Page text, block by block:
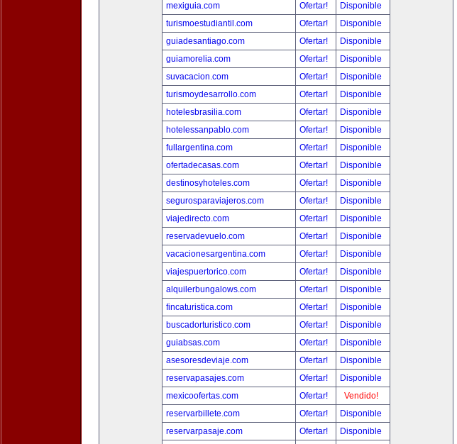
mexiguia.com
Ofertar!
Disponible
turismoestudiantil.com
Ofertar!
Disponible
guiadesantiago.com
Ofertar!
Disponible
guiamorelia.com
Ofertar!
Disponible
suvacacion.com
Ofertar!
Disponible
turismoydesarrollo.com
Ofertar!
Disponible
hotelesbrasilia.com
Ofertar!
Disponible
hotelessanpablo.com
Ofertar!
Disponible
fullargentina.com
Ofertar!
Disponible
ofertadecasas.com
Ofertar!
Disponible
destinosyhoteles.com
Ofertar!
Disponible
segurosparaviajeros.com
Ofertar!
Disponible
viajedirecto.com
Ofertar!
Disponible
reservadevuelo.com
Ofertar!
Disponible
vacacionesargentina.com
Ofertar!
Disponible
viajespuertorico.com
Ofertar!
Disponible
alquilerbungalows.com
Ofertar!
Disponible
fincaturistica.com
Ofertar!
Disponible
buscadorturistico.com
Ofertar!
Disponible
guiabsas.com
Ofertar!
Disponible
asesoresdeviaje.com
Ofertar!
Disponible
reservapasajes.com
Ofertar!
Disponible
mexicoofertas.com
Ofertar!
Vendido!
reservarbillete.com
Ofertar!
Disponible
reservarpasaje.com
Ofertar!
Disponible